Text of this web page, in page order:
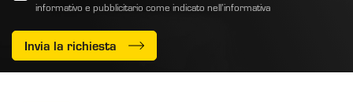
informativo e pubblicitario come indicato nell’informativa
Invia la richiesta